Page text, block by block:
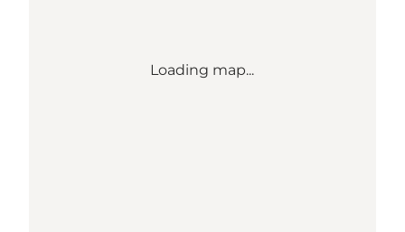
Loading map...